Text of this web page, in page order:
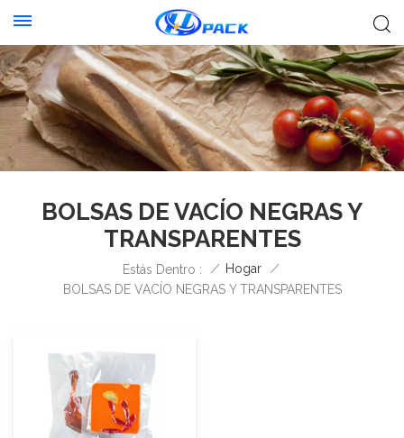
BOLSAS DE VACÍO NEGRAS Y
TRANSPARENTES
Estás Dentro : / Hogar
/
BOLSAS DE VACÍO NEGRAS Y TRANSPARENTES